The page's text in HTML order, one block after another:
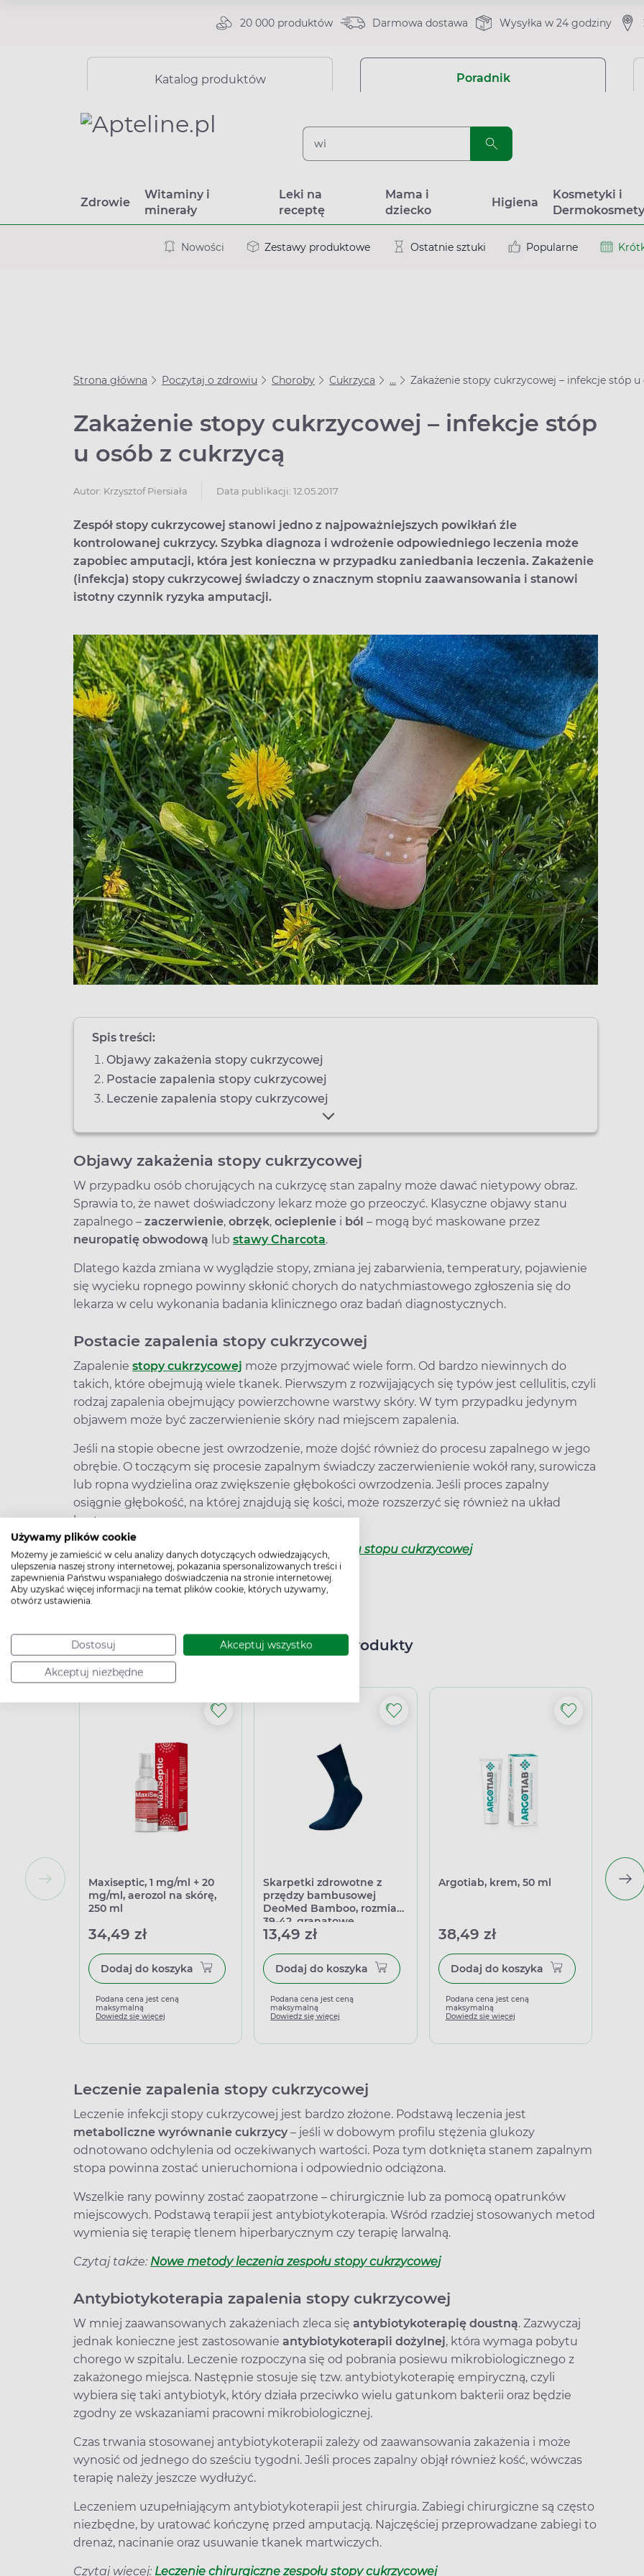
Używamy plików cookie
Możemy je zamieścić w celu analizy danych dotyczących odwiedzających,
ulepszenia naszej strony internetowej, pokazania spersonalizowanych treści i
zapewnienia Państwu wspaniałego doświadczenia na stronie internetowej.
Aby uzyskać więcej informacji na temat plików cookie, których używamy,
otwórz ustawienia.
Dostosuj Akceptuj wszystko
Akceptuj niezbędne
20 000 produktów Darmowa dostawa Wysyłka w 24 godziny
Katalog produktów Poradnik
Zdrowie
Witaminy i
minerały
Leki na
receptę
Mama i
dziecko
Higiena
Kosmetyki i
Nowości Zestawy produktowe Ostatnie sztuki Popularne
Strona główna Poczytaj o zdrowiu Choroby Cukrzyca ... Zakażenie stopy cukrzycowej – infekcje stóp u
Zakażenie stopy cukrzycowej – infekcje stóp
u osób z cukrzycą
Autor: Krzysztof Piersiała Data publikacji: 12.05.2017
Zespół stopy cukrzycowej stanowi jedno z najpoważniejszych powikłań źle
kontrolowanej cukrzycy. Szybka diagnoza i wdrożenie odpowiedniego leczenia może
zapobiec amputacji, która jest konieczna w przypadku zaniedbania leczenia. Zakażenie
(infekcja) stopy cukrzycowej świadczy o znacznym stopniu zaawansowania i stanowi
istotny czynnik ryzyka amputacji.
Spis treści:
Objawy zakażenia stopy cukrzycowej
Postacie zapalenia stopy cukrzycowej
Leczenie zapalenia stopy cukrzycowej
Objawy zakażenia stopy cukrzycowej
W przypadku osób chorujących na cukrzycę stan zapalny może dawać nietypowy obraz.
Sprawia to, że nawet doświadczony lekarz może go przeoczyć. Klasyczne objawy stanu
zapalnego – zaczerwienie, obrzęk, ocieplenie i ból – mogą być maskowane przez
neuropatię obwodową lub stawy Charcota.
Dlatego każda zmiana w wyglądzie stopy, zmiana jej zabarwienia, temperatury, pojawienie
się wycieku ropnego powinny skłonić chorych do natychmiastowego zgłoszenia się do
lekarza w celu wykonania badania klinicznego oraz badań diagnostycznych.
Postacie zapalenia stopy cukrzycowej
Zapalenie stopy cukrzycowej może przyjmować wiele form. Od bardzo niewinnych do
takich, które obejmują wiele tkanek. Pierwszym z rozwijających się typów jest cellulitis, czyli
rodzaj zapalenia obejmujący powierzchowne warstwy skóry. W tym przypadku jedynym
objawem może być zaczerwienienie skóry nad miejscem zapalenia.
Jeśli na stopie obecne jest owrzodzenie, może dojść również do procesu zapalnego w jego
obrębie. O toczącym się procesie zapalnym świadczy zaczerwienienie wokół rany, surowicza
lub ropna wydzielina oraz zwiększenie głębokości owrzodzenia. Jeśli proces zapalny
osiągnie głębokość, na której znajdują się kości, może rozszerzyć się również na układ
kostny.
Czytaj także:Klasyfikacja i obraz kliniczny zespołu stopu cukrzycowej
High-contrast mode
Powiązane produkty
Maxiseptic, 1 mg/ml + 20
mg/ml, aerozol na skórę,
250 ml
34,49 zł
Dodaj do koszyka
Podana cena jest ceną
maksymalną
Dowiedz się więcej
Skarpetki zdrowotne z
przędzy bambusowej
DeoMed Bamboo, rozmiar
39-42, granatowe
13,49 zł
Dodaj do koszyka
Podana cena jest ceną
maksymalną
Dowiedz się więcej
Argotiab, krem, 50 ml
38,49 zł
Dodaj do koszyka
Podana cena jest ceną
maksymalną
Dowiedz się więcej
Leczenie zapalenia stopy cukrzycowej
Leczenie infekcji stopy cukrzycowej jest bardzo złożone. Podstawą leczenia jest
metaboliczne wyrównanie cukrzycy – jeśli w dobowym profilu stężenia glukozy
odnotowano odchylenia od oczekiwanych wartości. Poza tym dotknięta stanem zapalnym
stopa powinna zostać unieruchomiona i odpowiednio odciążona.
Wszelkie rany powinny zostać zaopatrzone – chirurgicznie lub za pomocą opatrunków
miejscowych. Podstawą terapii jest antybiotykoterapia. Wśród rzadziej stosowanych metod
wymienia się terapię tlenem hiperbarycznym czy terapię larwalną.
Czytaj także: Nowe metody leczenia zespołu stopy cukrzycowej
Antybiotykoterapia zapalenia stopy cukrzycowej
W mniej zaawansowanych zakażeniach zleca się antybiotykoterapię doustną. Zazwyczaj
jednak konieczne jest zastosowanie antybiotykoterapii dożylnej, która wymaga pobytu
chorego w szpitalu. Leczenie rozpoczyna się od pobrania posiewu mikrobiologicznego z
zakażonego miejsca. Następnie stosuje się tzw. antybiotykoterapię empiryczną, czyli
wybiera się taki antybiotyk, który działa przeciwko wielu gatunkom bakterii oraz będzie
zgodny ze wskazaniami pracowni mikrobiologicznej.
Czas trwania stosowanej antybiotykoterapii zależy od zaawansowania zakażenia i może
wynosić od jednego do sześciu tygodni. Jeśli proces zapalny objął również kość, wówczas
terapię należy jeszcze wydłużyć.
Leczeniem uzupełniającym antybiotykoterapii jest chirurgia. Zabiegi chirurgiczne są często
niezbędne, by uratować kończynę przed amputacją. Najczęściej przeprowadzane zabiegi to
drenaż, nacinanie oraz usuwanie tkanek martwiczych.
Czytaj więcej: Leczenie chirurgiczne zespołu stopy cukrzycowej